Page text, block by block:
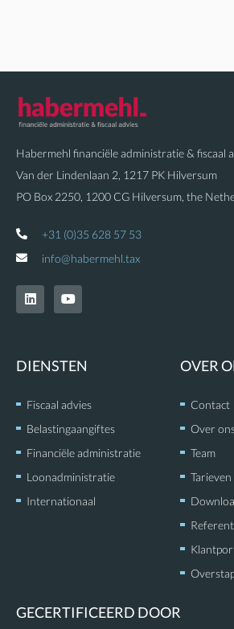
Habermehl financiële administratie & fiscaal
Van der Lindenlaan 2, 1217 PK Hilversum
PO Box 2250, 1200 CG Hilversum, the
+31 (0)35 628 57 53
info@habermehl.tax
L
i
n
Y
o
u
e
DIENSTEN
Fiscaal advies
Belastingaangiftes
Financiële administratie
Loonadministratie
Internationaal
OVER
Contact
Over
Team
Tarieven
GECERTIFICEERD DOOR